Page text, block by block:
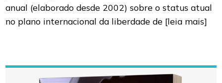
anual (elaborado desde 2002) sobre o status atual
no plano internacional da liberdade de [leia mais]